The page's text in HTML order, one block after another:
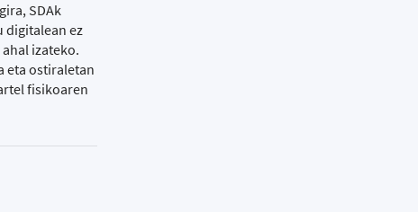
SDAk
digitalean ez
izateko.
eta ostiraletan
fisikoaren